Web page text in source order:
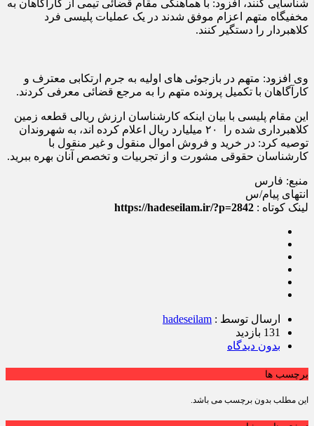
شناسایی کنند، افزود: با هماهنگی مقام قضائی تیمی از کارآگاهان به
مخفیگاه متهم اعزام موفق شدند در یک عملیات پلیسی فرد
کلاهبردار را دستگیر کنند.
وی افزود: متهم در بازجوئی های اولیه به جرم ارتکابی معترف و
کارآگاهان با تکمیل پرونده متهم را به مرجع قضائی معرفی کردند.
این مقام پلیسی با بیان اینکه کارشناسان ارزش ریالی قطعه زمین
کلاهبرداری شده را ۲۰ میلیارد ریال اعلام کرده اند، به شهروندان
توصیه کرد: در خرید و فروش اموال منقول و غیر منقول با
کارشناسان حقوقی مشورت و از تجربیات و تخصص آنان بهره ببرید.
منبع: فارس
انتهای پیام/س
لینک کوتاه : https://hadeseilam.ir/?p=2842
ارسال توسط : hadeseilam
131 بازدید
بدون دیدگاه
برچسب ها
این مطلب بدون برچسب می باشد.